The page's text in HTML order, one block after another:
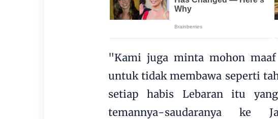
"Kami juga minta mohon
untuk tidak membawa seperti
setiap habis Lebaran itu
temannya-saudaranya ke